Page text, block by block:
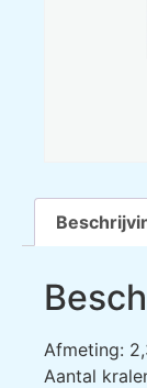
Afmeting:
Aantal